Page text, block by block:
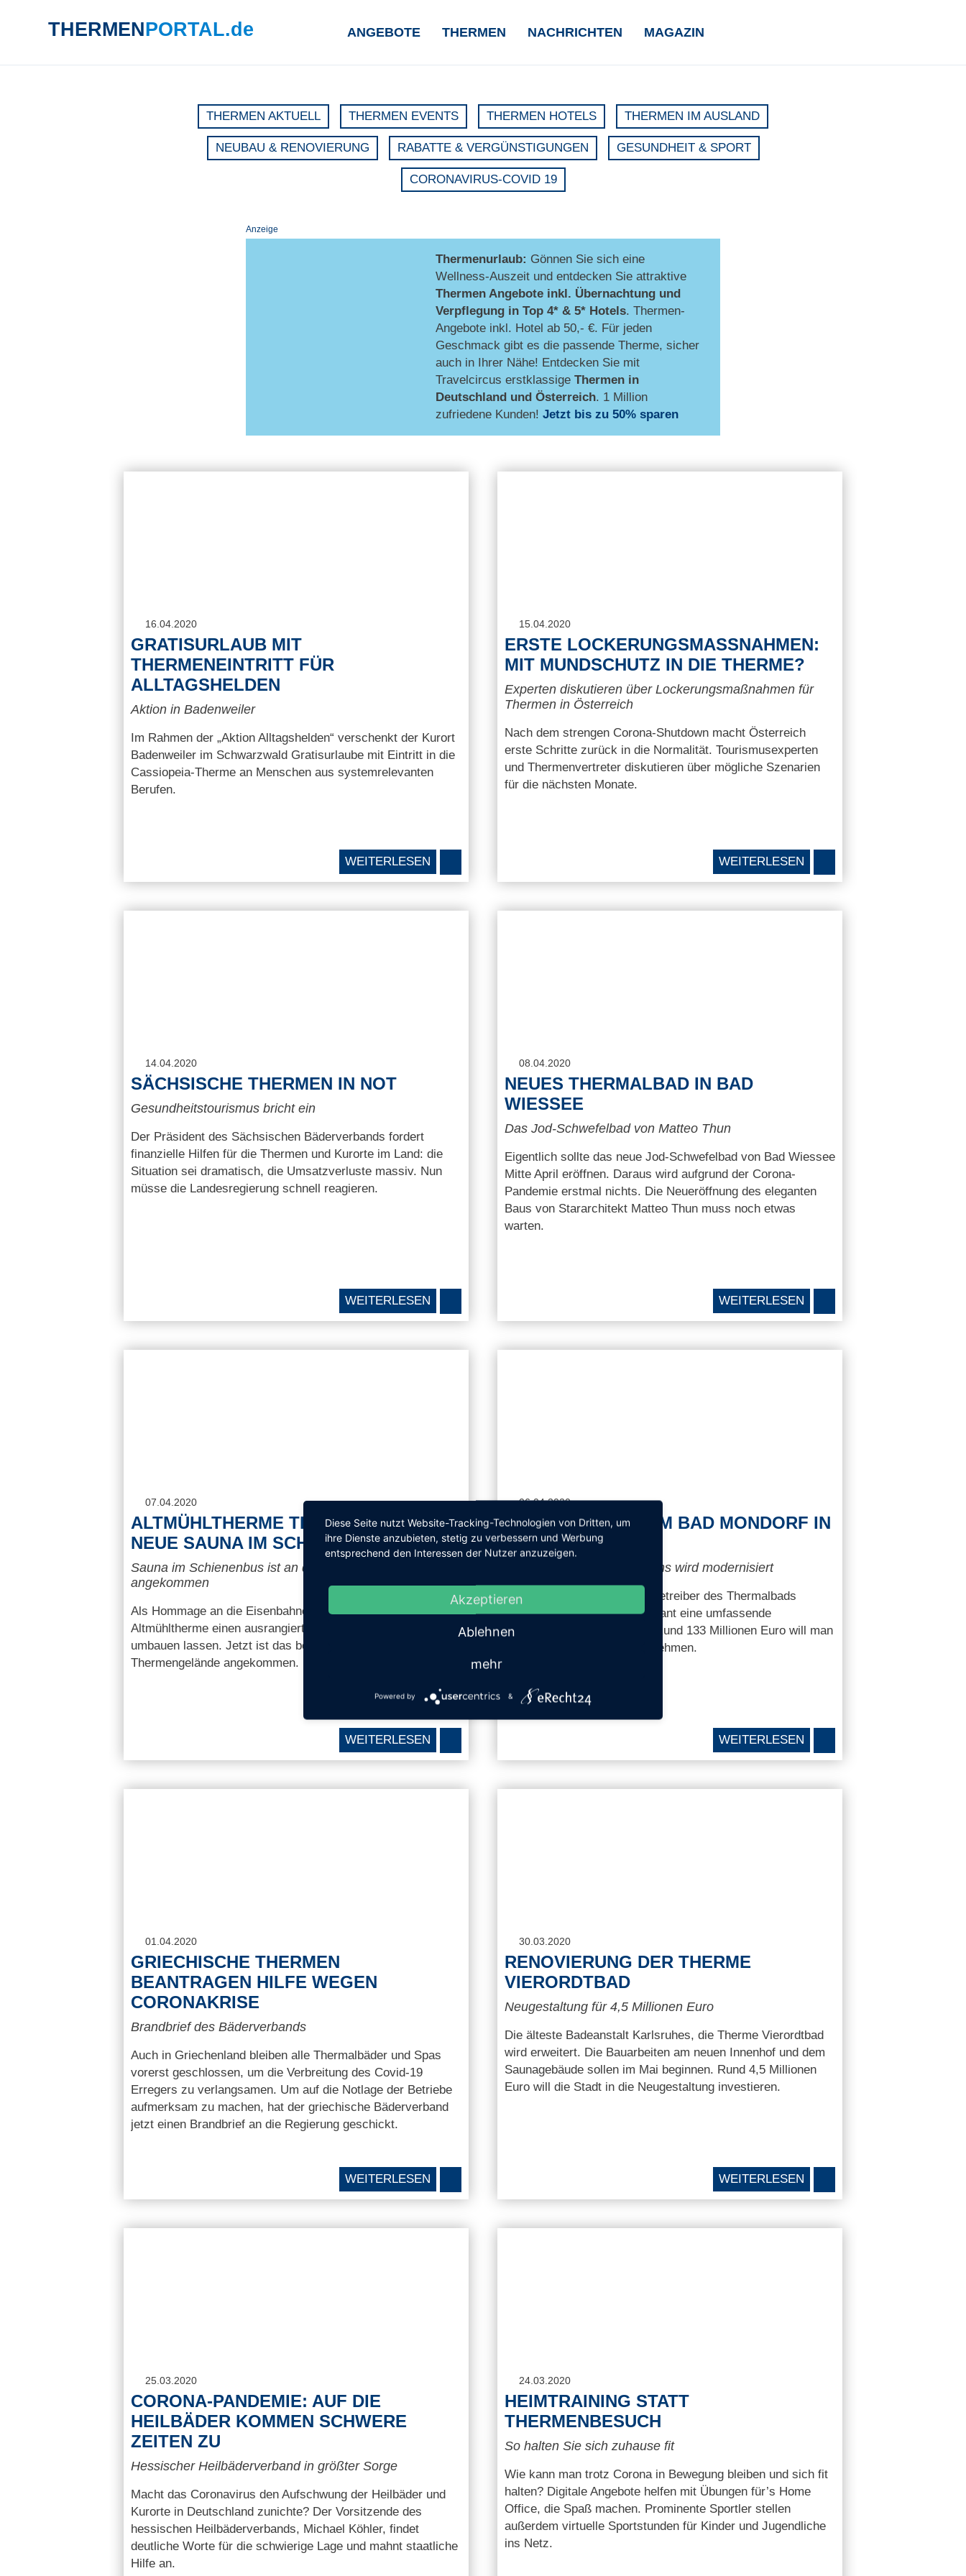
THERMENPORTAL.de
SUCHE
NAVIGATION
ANGEBOTE THERMEN NACHRICHTEN MAGAZIN
THERMEN AKTUELL THERMEN EVENTS THERMEN HOTELS THERMEN IM AUSLAND
NEUBAU & RENOVIERUNG RABATTE & VERGÜNSTIGUNGEN GESUNDHEIT & SPORT
CORONAVIRUS-COVID 19
Anzeige
Thermenurlaub: Gönnen Sie sich eine
Wellness-Auszeit und entdecken Sie attraktive
Thermen Angebote inkl. Übernachtung und
Verpflegung in Top 4* & 5* Hotels. Thermen-
Angebote inkl. Hotel ab 50,- €. Für jeden
Geschmack gibt es die passende Therme, sicher
auch in Ihrer Nähe! Entdecken Sie mit
Travelcircus erstklassige Thermen in
Deutschland und Österreich. 1 Million
zufriedene Kunden! Jetzt bis zu 50% sparen
16.04.2020
GRATISURLAUB MIT
THERMENEINTRITT FÜR
ALLTAGSHELDEN
Aktion in Badenweiler
Im Rahmen der „Aktion Alltagshelden“ verschenkt der Kurort
Badenweiler im Schwarzwald Gratisurlaube mit Eintritt in die
Cassiopeia-Therme an Menschen aus systemrelevanten
Berufen.
WEITERLESEN
15.04.2020
ERSTE LOCKERUNGSMASSNAHMEN: M
IT MUNDSCHUTZ IN DIE THERME?
Experten diskutieren über Lockerungsmaßnahmen für
Thermen in Österreich
Nach dem strengen Corona-Shutdown macht Österreich
erste Schritte zurück in die Normalität. Tourismusexperten
und Thermenvertreter diskutieren über mögliche Szenarien
für die nächsten Monate.
WEITERLESEN
14.04.2020
SÄCHSISCHE THERMEN IN NOT
Gesundheitstourismus bricht ein
Der Präsident des Sächsischen Bäderverbands fordert
finanzielle Hilfen für die Thermen und Kurorte im Land: die
Situation sei dramatisch, die Umsatzverluste massiv. Nun
müsse die Landesregierung schnell reagieren.
WEITERLESEN
08.04.2020
NEUES THERMALBAD IN BAD
WIESSEE
Das Jod-Schwefelbad von Matteo Thun
Eigentlich sollte das neue Jod-Schwefelbad von Bad Wiessee
Mitte April eröffnen. Daraus wird aufgrund der Corona-
Pandemie erstmal nichts. Die Neueröffnung des eleganten
Baus von Stararchitekt Matteo Thun muss noch etwas
warten.
WEITERLESEN
07.04.2020
ALTMÜHLTHERME TREUCHTLINGEN:
NEUE SAUNA IM SCHIENENBUS
Sauna im Schienenbus ist an der Altmühltherme
angekommen
Als Hommage an die Eisenbahnerstadt Treuchtlingen hat die
Altmühltherme einen ausrangierten Schienenbus zur Sauna
umbauen lassen. Jetzt ist das besondere Gefährt auf dem
Thermengelände angekommen.
WEITERLESEN
06.04.2020
THERMALZENTRUM BAD MONDORF IN
LUXEMBURG
Therme in Mondorf-les-Bains wird modernisiert
Der luxemburgische Staat, Betreiber des Thermalbads
Mondorf Domaine Thermal plant eine umfassende
Modernisierung der Anlage. Rund 133 Millionen Euro will man
für den Umbau in die Hand nehmen.
WEITERLESEN
01.04.2020
GRIECHISCHE THERMEN
BEANTRAGEN HILFE WEGEN
CORONAKRISE
Brandbrief des Bäderverbands
Auch in Griechenland bleiben alle Thermalbäder und Spas
vorerst geschlossen, um die Verbreitung des Covid-19
Erregers zu verlangsamen. Um auf die Notlage der Betriebe
aufmerksam zu machen, hat der griechische Bäderverband
jetzt einen Brandbrief an die Regierung geschickt.
WEITERLESEN
30.03.2020
RENOVIERUNG DER THERME
VIERORDTBAD
Neugestaltung für 4,5 Millionen Euro
Die älteste Badeanstalt Karlsruhes, die Therme Vierordtbad
wird erweitert. Die Bauarbeiten am neuen Innenhof und dem
Saunagebäude sollen im Mai beginnen. Rund 4,5 Millionen
Euro will die Stadt in die Neugestaltung investieren.
WEITERLESEN
25.03.2020
CORONA-PANDEMIE: AUF DIE
HEILBÄDER KOMMEN SCHWERE
ZEITEN ZU
Hessischer Heilbäderverband in größter Sorge
Macht das Coronavirus den Aufschwung der Heilbäder und
Kurorte in Deutschland zunichte? Der Vorsitzende des
hessischen Heilbäderverbands, Michael Köhler, findet
deutliche Worte für die schwierige Lage und mahnt staatliche
Hilfe an.
24.03.2020
HEIMTRAINING STATT
THERMENBESUCH
So halten Sie sich zuhause fit
Wie kann man trotz Corona in Bewegung bleiben und sich fit
halten? Digitale Angebote helfen mit Übungen für’s Home
Office, die Spaß machen. Prominente Sportler stellen
außerdem virtuelle Sportstunden für Kinder und Jugendliche
ins Netz.
Diese Seite nutzt Website-Tracking-Technologien von Dritten, um
ihre Dienste anzubieten, stetig zu verbessern und Werbung
entsprechend den Interessen der Nutzer anzuzeigen.
Akzeptieren
Ablehnen
mehr
Powered by &